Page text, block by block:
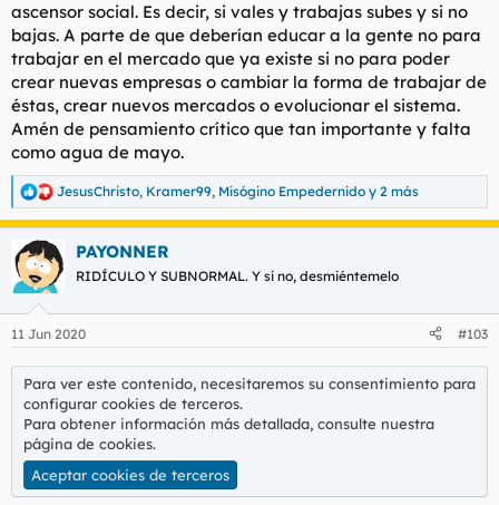
ascensor social. Es decir, si vales y trabajas subes y si no
bajas. A parte de que deberían educar a la gente no para
trabajar en el mercado que ya existe si no para poder
crear nuevas empresas o cambiar la forma de trabajar de
éstas, crear nuevos mercados o evolucionar el sistema.
Amén de pensamiento crítico que tan importante y falta
como agua de mayo.
R
e
a
c
c
i
e
JesusChristo, Kramer99, Misógino Empedernido y 2 más
PAYONNER
RIDÍCULO Y SUBNORMAL. Y si no, desmiéntemelo
11 Jun 2020 #103
Para ver este contenido, necesitaremos su consentimiento para
configurar cookies de terceros.
Para obtener información más detallada, consulte nuestra
página de cookies.
Aceptar cookies de terceros